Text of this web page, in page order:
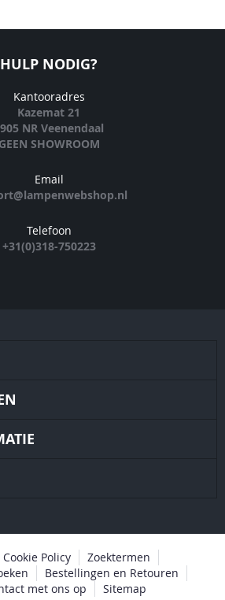
HULP NODIG?
Kantooradres
Kazemat 21
NR Veenendaal
GEEN SHOWROOM
Email
Telefoon
+31(0)318-750223
Policy
Zoektermen
Bestellingen en Retouren
met ons op
Sitemap